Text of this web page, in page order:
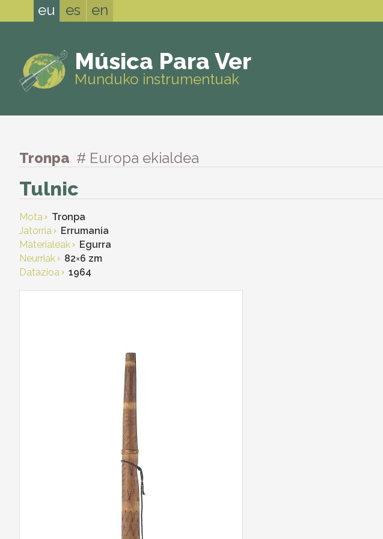
eu es en
Música Para Ver
Munduko instrumentuak
Tronpa # Europa ekialdea
Tulnic
Mota
Tronpa
Jatorria
Errumania
Materialeak
Egurra
Neurriak
82×6 zm
Datazioa
1964